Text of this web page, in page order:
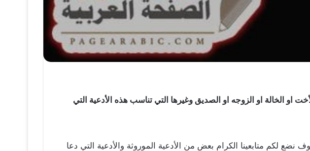
او الخالة او الزوجه او الصديق وغيرها التي تناسب هذه الأدعية التي
نضع لكم متابعينا الكرام بعض من الأدعية الموروثة والأدعية التي دعا